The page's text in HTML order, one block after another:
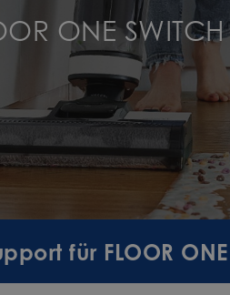
ONE SWITCH
für FLOOR ONE